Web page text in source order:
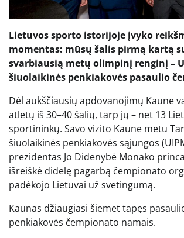
Lietuvos sporto istorijoje įvyko
momentas: mūsų šalis pirmą kartą
svarbiausią metų olimpinį renginį –
šiuolaikinės penkiakovės pasaulio
Dėl aukščiausių apdovanojimų Kaune
atletų iš 30–40 šalių, tarp jų – net 13
sportininkų. Savo vizito Kaune metu
šiuolaikinės penkiakovės sąjungos
prezidentas Jo Didenybė Monako
išreiškė didelę pagarbą čempionato
padėkojo Lietuvai už svetingumą.
Kaunas džiaugiasi šiemet tapęs
penkiakovės čempionato namais.